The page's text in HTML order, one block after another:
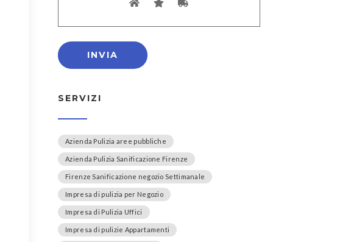
SERVIZI
Azienda Pulizia aree pubbliche
Azienda Pulizia Sanificazione Firenze
Firenze Sanificazione negozio Settimanale
Impresa di pulizia per Negozio
Impresa di Pulizia Uffici
Impresa di pulizie Appartamenti